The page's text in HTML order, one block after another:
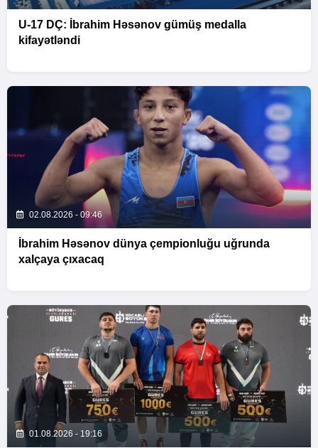
U-17 DÇ: İbrahim Həsənov gümüş medalla
kifayətləndi
02.08.2026 - 09:46
İbrahim Həsənov dünya çempionluğu uğrunda
xalçaya çıxacaq
01.08.2026 - 19:16